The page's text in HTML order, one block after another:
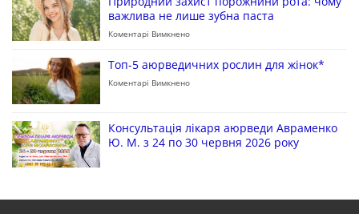
важлива не лише зубна паста
Коментарі Вимкнено
Топ-5 аюрведичних рослин для жінок*
Коментарі Вимкнено
Консультація лікаря аюрведи Авраменко
Ю. М. з 24 по 30 червня 2026 року